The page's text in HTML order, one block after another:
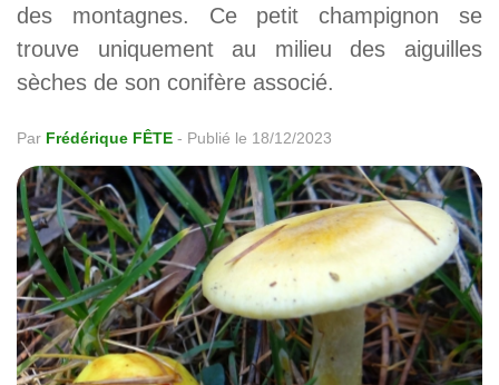
des montagnes. Ce petit champignon se
trouve uniquement au milieu des aiguilles
sèches de son conifère associé.
Par Frédérique FÊTE - Publié le 18/12/2023